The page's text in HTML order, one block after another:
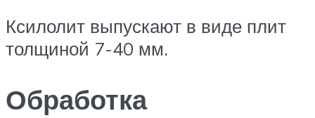
Ксилолит выпускают в виде плит
толщиной 7-40 мм.
Обработка